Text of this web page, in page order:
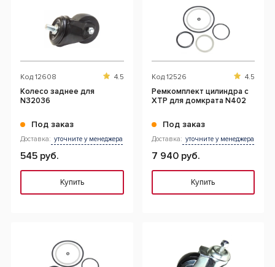
Код 12608 4.5
Колесо заднее для
N32036
Под заказ
Доставка: уточните у менеджера
545 руб.
Купить
Код 12526 4.5
Ремкомплект цилиндра с
XTP для домкрата N402
Под заказ
Доставка: уточните у менеджера
7 940 руб.
Купить